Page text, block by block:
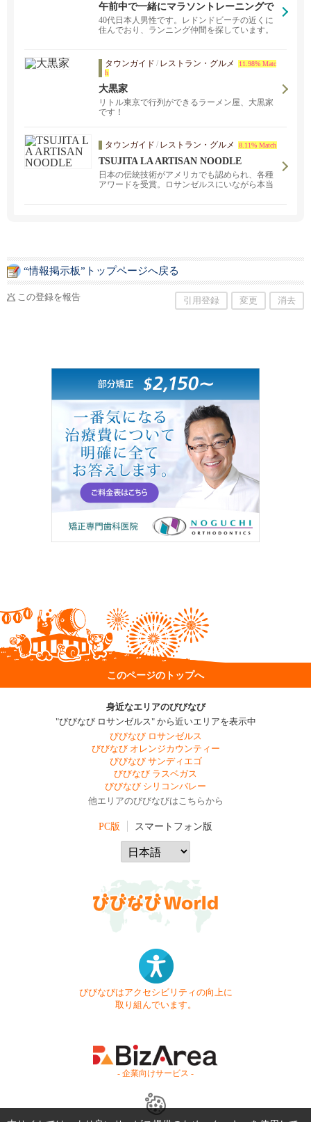
午前中で一緒にマラソントレーニングで
きるかた
40代日本人男性です。レドンドビーチの近くに
住んでおり、ランニング仲間を探しています。
タウンガイド / レストラン・グルメ
11.98% Matc
h
大黒家
リトル東京で行列ができるラーメン屋、大黒家
です！
タウンガイド / レストラン・グルメ 8.11% Match
TSUJITA LA ARTISAN NOODLE
日本の伝統技術がアメリカでも認められ、各種
アワードを受賞。ロサンゼルスにいながら本当
“情報掲示板”トップページへ戻る
この登録を報告 引用登録 変更 消去
このページのトップへ
身近なエリアのびびなび
"びびなび ロサンゼルス" から近いエリアを表示中
びびなび ロサンゼルス
びびなび オレンジカウンティー
びびなび サンディエゴ
びびなび ラスベガス
びびなび シリコンバレー
他エリアのびびなびはこちらから
PC版 スマートフォン版
びびなびはアクセシビリティの向上に
取り組んでいます。
- 企業向けサービス -